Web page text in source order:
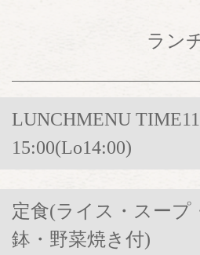
ラン
LUNCHMENU
15:00(Lo14:00)
定食(ライス・スープ
鉢・野菜焼き付)